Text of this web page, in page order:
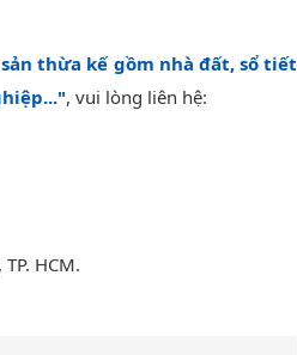
thừa kế gồm nhà đất, sổ tiết
, vui lòng liên hệ:
HCM.